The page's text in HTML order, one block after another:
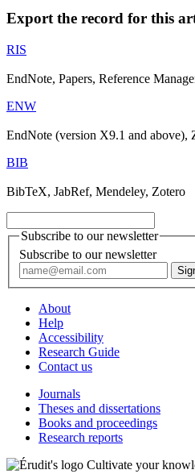
Export the record for this
RIS
EndNote, Papers, Reference
ENW
EndNote (version X9.1 and above),
BIB
BibTeX, JabRef, Mendeley, Zotero
Subscribe to our newsletter
Subscribe to our newsletter
About
Help
Accessibility
Research Guide
Contact us
Journals
Theses and dissertations
Books and proceedings
Research reports
Cultivate your